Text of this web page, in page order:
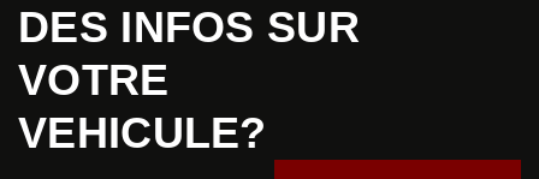
DES INFOS SUR
VOTRE
VEHICULE?